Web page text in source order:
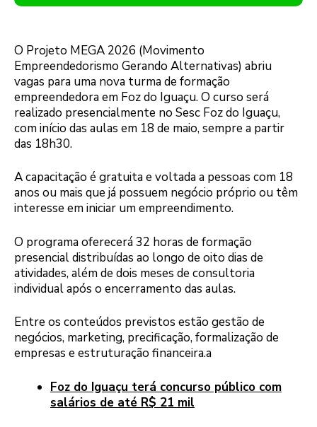
O Projeto MEGA 2026 (Movimento
Empreendedorismo Gerando Alternativas) abriu
vagas para uma nova turma de formação
empreendedora em Foz do Iguaçu. O curso será
realizado presencialmente no Sesc Foz do Iguaçu,
com início das aulas em 18 de maio, sempre a partir
das 18h30.
A capacitação é gratuita e voltada a pessoas com 18
anos ou mais que já possuem negócio próprio ou têm
interesse em iniciar um empreendimento.
O programa oferecerá 32 horas de formação
presencial distribuídas ao longo de oito dias de
atividades, além de dois meses de consultoria
individual após o encerramento das aulas.
Entre os conteúdos previstos estão gestão de
negócios, marketing, precificação, formalização de
empresas e estruturação financeira.a
Foz do Iguaçu terá concurso público com
salários de até R$ 21 mil